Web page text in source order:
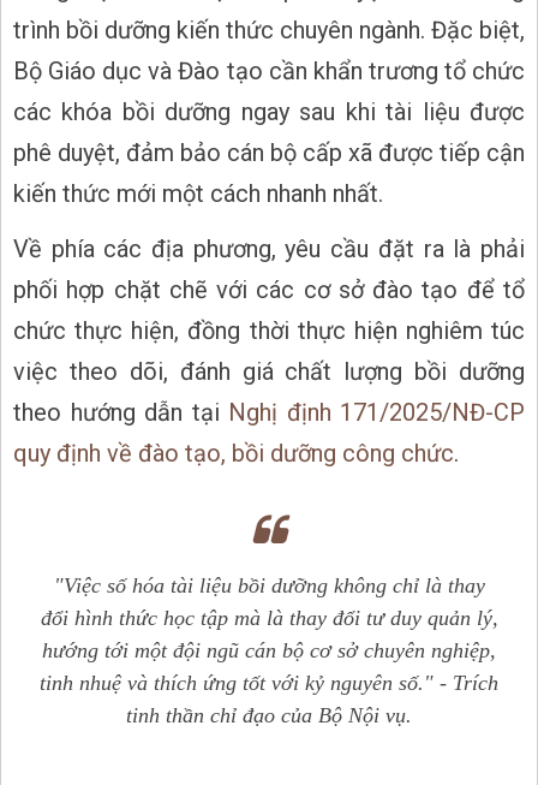
trình bồi dưỡng kiến thức chuyên ngành. Đặc biệt,
Bộ Giáo dục và Đào tạo cần khẩn trương tổ chức
các khóa bồi dưỡng ngay sau khi tài liệu được
phê duyệt, đảm bảo cán bộ cấp xã được tiếp cận
kiến thức mới một cách nhanh nhất.
Về phía các địa phương, yêu cầu đặt ra là phải
phối hợp chặt chẽ với các cơ sở đào tạo để tổ
chức thực hiện, đồng thời thực hiện nghiêm túc
việc theo dõi, đánh giá chất lượng bồi dưỡng
theo hướng dẫn tại Nghị định 171/2025/NĐ-CP
quy định về đào tạo, bồi dưỡng công chức.
"Việc số hóa tài liệu bồi dưỡng không chỉ là thay
đổi hình thức học tập mà là thay đổi tư duy quản lý,
hướng tới một đội ngũ cán bộ cơ sở chuyên nghiệp,
tinh nhuệ và thích ứng tốt với kỷ nguyên số." - Trích
tinh thần chỉ đạo của Bộ Nội vụ.